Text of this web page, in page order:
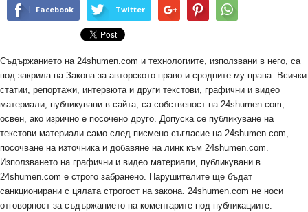
Facebook Twitter
Съдържанието на 24shumen.com и технологиите, използвани в него, са
под закрила на Закона за авторското право и сродните му права. Всички
статии, репортажи, интервюта и други текстови, графични и видео
материали, публикувани в сайта, са собственост на 24shumen.com,
освен, ако изрично е посочено друго. Допуска се публикуване на
текстови материали само след писмено съгласие на 24shumen.com,
посочване на източника и добавяне на линк към 24shumen.com.
Използването на графични и видео материали, публикувани в
24shumen.com е строго забранено. Нарушителите ще бъдат
санкционирани с цялата строгост на закона. 24shumen.com не носи
отговорност за съдържанието на коментарите под публикациите.